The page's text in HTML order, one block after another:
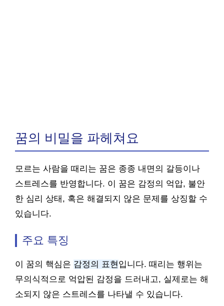
꿈의 비밀을 파헤쳐요
모르는 사람을 때리는 꿈은 종종 내면의 갈등이나
스트레스를 반영합니다. 이 꿈은 감정의 억압, 불안
한 심리 상태, 혹은 해결되지 않은 문제를 상징할 수
있습니다.
주요 특징
이 꿈의 핵심은 감정의 표현입니다. 때리는 행위는
무의식적으로 억압된 감정을 드러내고, 실제로는 해
소되지 않은 스트레스를 나타낼 수 있습니다.